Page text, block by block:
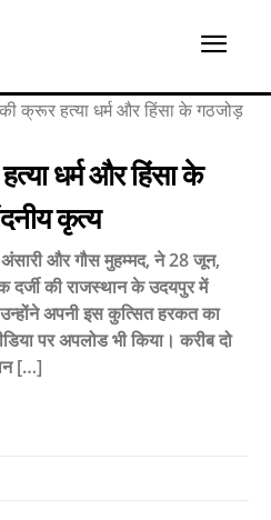
क्रूर हत्या धर्म और हिंसा के गठजोड़
धर्म और हिंसा के
कृत्य
अंसारी और गौस मुहम्मद, ने 28 जून,
की राजस्थान के उदयपुर में
अपनी इस कुत्सित हरकत का
पर अपलोड भी किया। करीब दो
[…]